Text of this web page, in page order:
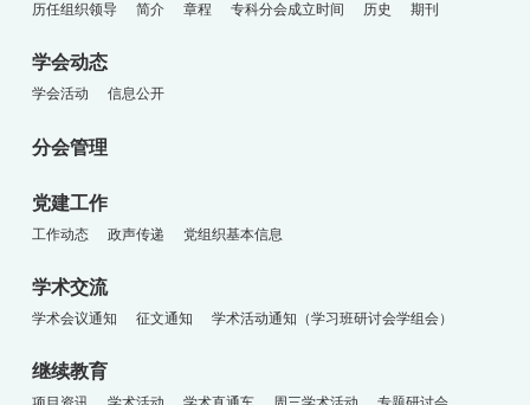
历任组织领导 简介 章程 专科分会成立时间 历史 期刊
学会动态
学会活动 信息公开
分会管理
党建工作
工作动态 政声传递 党组织基本信息
学术交流
学术会议通知 征文通知 学术活动通知（学习班研讨会学组会）
继续教育